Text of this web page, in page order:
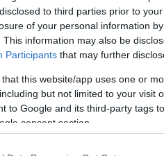
to third parties prior to
of your personal information
This information may also be
Participants that may further
that this website/app uses one or
but not limited to your visit
to Google and its third-party tags
consent section.